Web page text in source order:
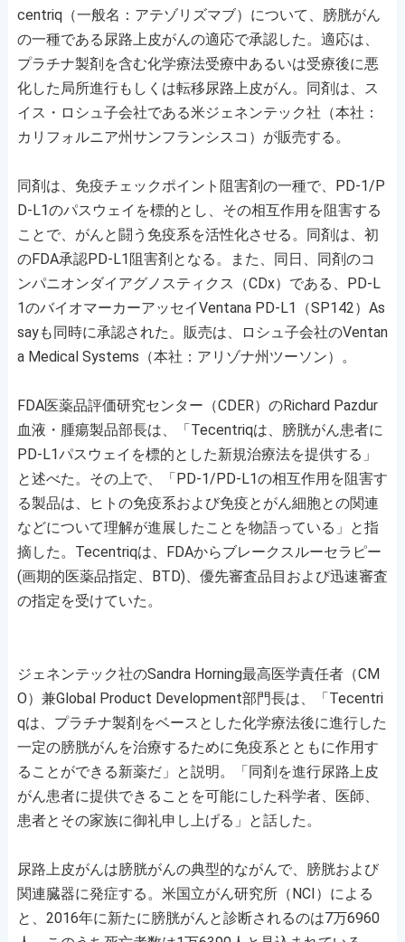
centriq（一般名：アテゾリズマブ）について、膀胱がん
の一種である尿路上皮がんの適応で承認した。適応は、
プラチナ製剤を含む化学療法受療中あるいは受療後に悪
化した局所進行もしくは転移尿路上皮がん。同剤は、ス
イス・ロシュ子会社である米ジェネンテック社（本社：
カリフォルニア州サンフランシスコ）が販売する。
同剤は、免疫チェックポイント阻害剤の一種で、PD-1/P
D-L1のパスウェイを標的とし、その相互作用を阻害する
ことで、がんと闘う免疫系を活性化させる。同剤は、初
のFDA承認PD-L1阻害剤となる。また、同日、同剤のコ
ンパニオンダイアグノスティクス（CDx）である、PD-L
1のバイオマーカーアッセイVentana PD-L1（SP142）As
sayも同時に承認された。販売は、ロシュ子会社のVentan
a Medical Systems（本社：アリゾナ州ツーソン）。
FDA医薬品評価研究センター（CDER）のRichard Pazdur
血液・腫瘍製品部長は、「Tecentriqは、膀胱がん患者に
PD-L1パスウェイを標的とした新規治療法を提供する」
と述べた。その上で、「PD-1/PD-L1の相互作用を阻害す
る製品は、ヒトの免疫系および免疫とがん細胞との関連
などについて理解が進展したことを物語っている」と指
摘した。Tecentriqは、FDAからブレークスルーセラピー
(画期的医薬品指定、BTD)、優先審査品目および迅速審査
の指定を受けていた。
ジェネンテック社のSandra Horning最高医学責任者（CM
O）兼Global Product Development部門長は、「Tecentri
qは、プラチナ製剤をベースとした化学療法後に進行した
一定の膀胱がんを治療するために免疫系とともに作用す
ることができる新薬だ」と説明。「同剤を進行尿路上皮
がん患者に提供できることを可能にした科学者、医師、
患者とその家族に御礼申し上げる」と話した。
尿路上皮がんは膀胱がんの典型的ながんで、膀胱および
関連臓器に発症する。米国立がん研究所（NCI）による
と、2016年に新たに膀胱がんと診断されるのは7万6960